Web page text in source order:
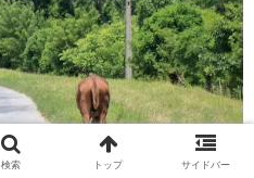
検索 トップ サイドバー